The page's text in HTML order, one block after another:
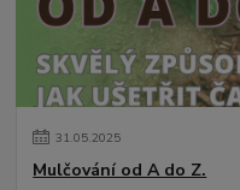
31.05.2025
Mulčování od A do Z.